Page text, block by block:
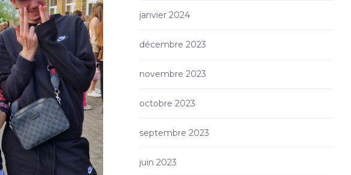
janvier 2024
décembre 2023
novembre 2023
octobre 2023
septembre 2023
juin 2023